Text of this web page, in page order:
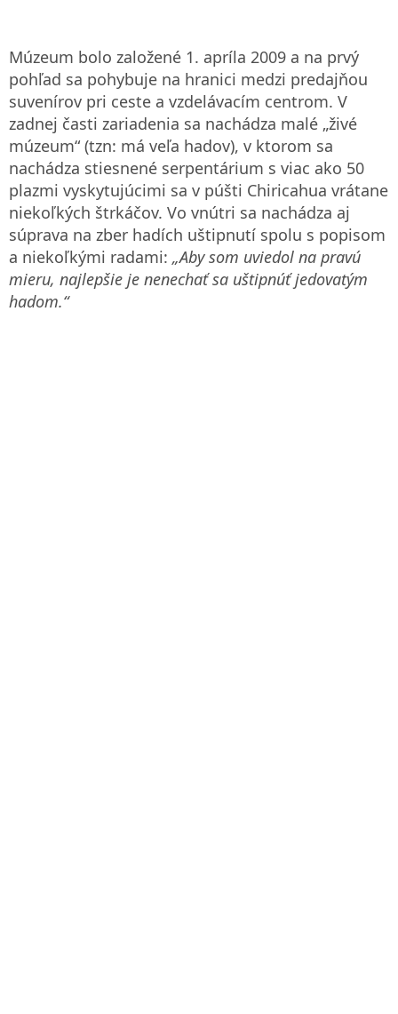
Múzeum bolo založené 1. apríla 2009 a na prvý
pohľad sa pohybuje na hranici medzi predajňou
suvenírov pri ceste a vzdelávacím centrom. V
zadnej časti zariadenia sa nachádza malé „živé
múzeum“ (tzn: má veľa hadov), v ktorom sa
nachádza stiesnené serpentárium s viac ako 50
plazmi vyskytujúcimi sa v púšti Chiricahua vrátane
niekoľkých štrkáčov. Vo vnútri sa nachádza aj
súprava na zber hadích uštipnutí spolu s popisom
a niekoľkými radami: „Aby som uviedol na pravú
mieru, najlepšie je nenechať sa uštipnúť jedovatým
hadom.“